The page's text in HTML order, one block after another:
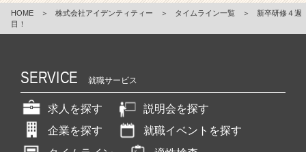
HOME ＞ 株式会社アイデンティティー ＞ タイムライン一覧 ＞
新卒研修４週
目！
SERVICE 就職サービス
求人を探す
説明会を探す
企業を探す
就職イベントを探す